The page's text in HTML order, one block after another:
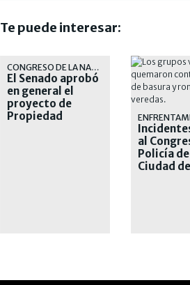
Te puede interesar:
CONGRESO DE LA NACIÓN
El Senado aprobó
en general el
proyecto de
Propiedad
al
Policía
Ciudad